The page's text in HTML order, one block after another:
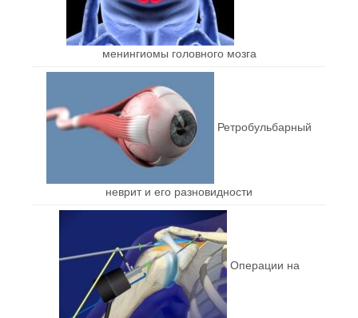
менингиомы головного мозга
Ретробульбарный
неврит и его разновидности
Операции на